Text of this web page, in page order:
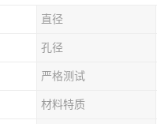
直径
孔径
严格测试
材料特质